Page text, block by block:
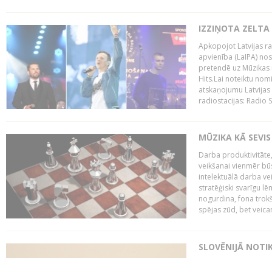
IZZIŅOTA ZELTA
Apkopojot Latvijas
apvienība (LaIPA)
pretendē uz
Hits.Lai noteiktu
atskaņojumu
radiostacijas: Radio
MŪZIKA KĀ
Darba
veikšanai vienmēr
intelektuālā darba
stratēģiski svarīgu
nogurdina, fona
spējas zūd, bet
SLOVĒNIJĀ